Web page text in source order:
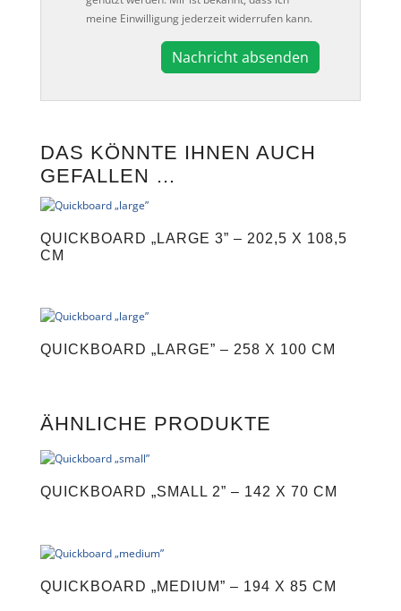
meine Einwilligung jederzeit widerrufen kann.
l
r
n
t
i
DAS KÖNNTE IHNEN AUCH
GEFALLEN …
QUICKBOARD „LARGE 3” – 202,5 X 108,5
CM
QUICKBOARD „LARGE” – 258 X 100 CM
ÄHNLICHE PRODUKTE
QUICKBOARD „SMALL 2” – 142 X 70 CM
QUICKBOARD „MEDIUM” – 194 X 85 CM